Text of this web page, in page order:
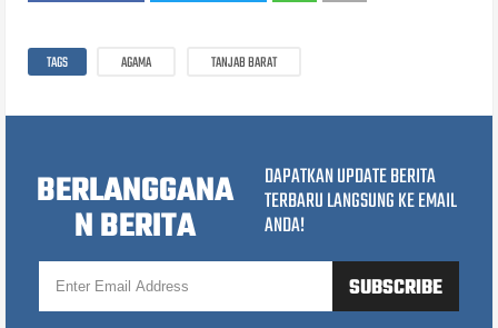
TAGS AGAMA TANJAB BARAT
BERLANGGANA
N BERITA
DAPATKAN UPDATE BERITA
TERBARU LANGSUNG KE EMAIL
ANDA!